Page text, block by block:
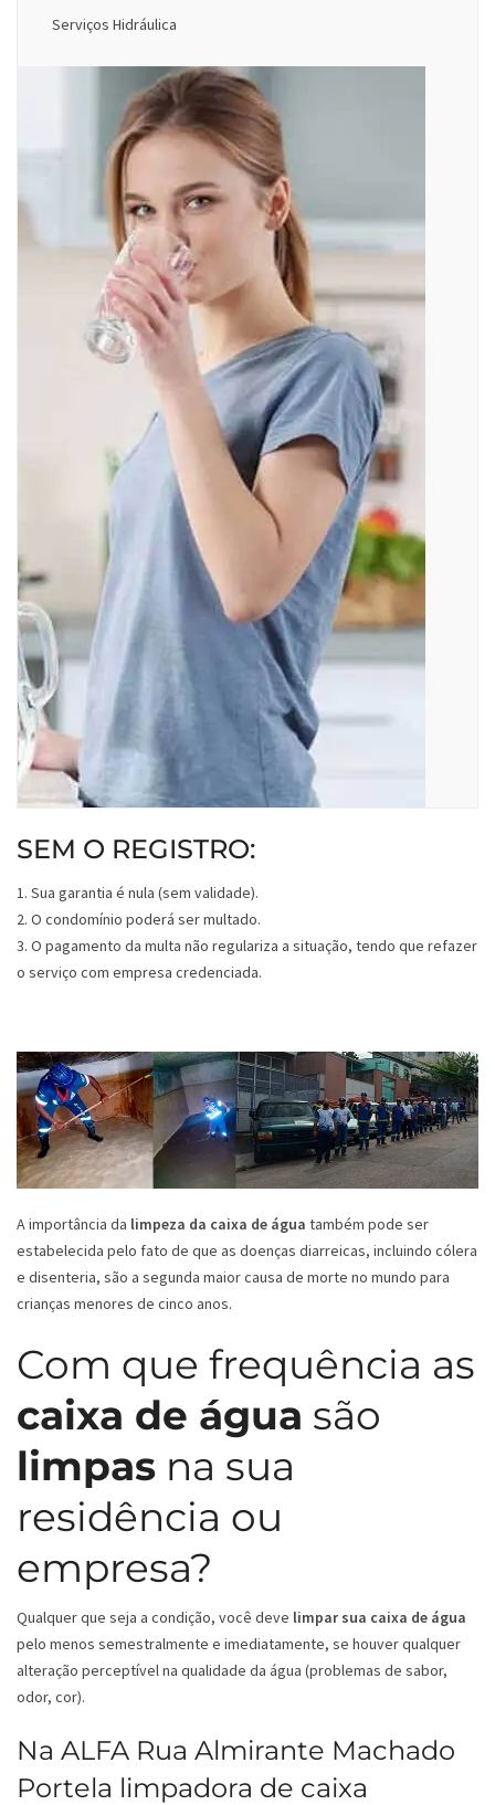
Serviços Hidráulica
SEM O REGISTRO:
1. Sua garantia é nula (sem validade).
2. O condomínio poderá ser multado.
3. O pagamento da multa não regulariza a situação, tendo que refazer
o serviço com empresa credenciada.
A importância da limpeza da caixa de água também pode ser
estabelecida pelo fato de que as doenças diarreicas, incluindo cólera
e disenteria, são a segunda maior causa de morte no mundo para
crianças menores de cinco anos.
Com que frequência as
caixa de água são
limpas na sua
residência ou
empresa?
Qualquer que seja a condição, você deve limpar sua caixa de água
pelo menos semestralmente e imediatamente, se houver qualquer
alteração perceptível na qualidade da água (problemas de sabor,
odor, cor).
Na ALFA Rua Almirante Machado
Portela limpadora de caixa